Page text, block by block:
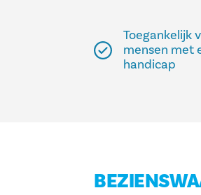
Toegankelijk
mensen met
handicap